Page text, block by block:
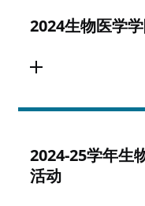
2024生物医学
2024-25学年生
活动